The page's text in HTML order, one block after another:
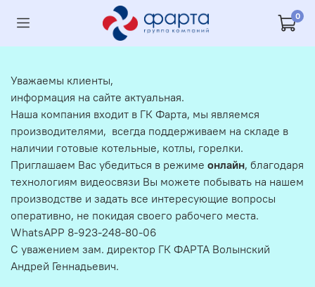
0
Уважаемы клиенты,
информация на сайте актуальная.
Наша компания входит в ГК Фарта, мы являемся
производителями, всегда поддерживаем на складе в
наличии готовые котельные, котлы, горелки.
Приглашаем Вас убедиться в режиме онлайн, благодаря
технологиям видеосвязи Вы можете побывать на нашем
производстве и задать все интересующие вопросы
оперативно, не покидая своего рабочего места.
WhatsAPP 8-923-248-80-06
С уважением зам. директор ГК ФАРТА Волынский
Андрей Геннадьевич.